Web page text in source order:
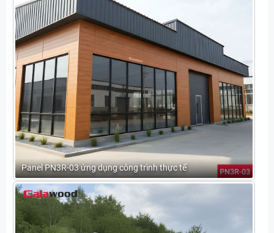
Panel PN3R-03 ứng dụng công trình thực tế